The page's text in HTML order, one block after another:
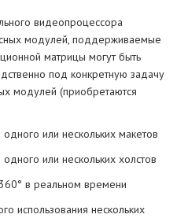
видеопроцессора
модулей, поддерживаемые
матрицы могут быть
под конкретную задачу
модулей (приобретаются
или нескольких макетов
или нескольких холстов
в реальном времени
использования нескольких